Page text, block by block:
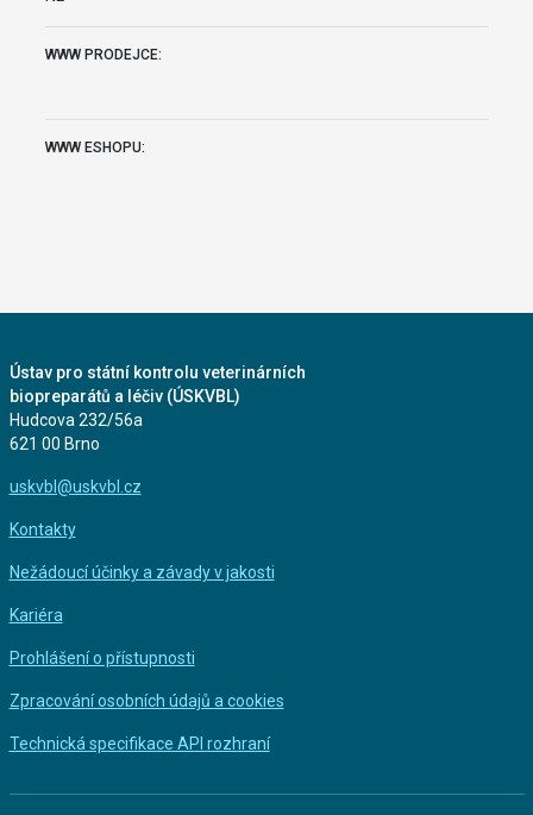
WWW PRODEJCE:
WWW ESHOPU:
Ústav pro státní kontrolu veterinárních
biopreparátů a léčiv (ÚSKVBL)
Hudcova 232/56a
621 00 Brno
uskvbl@uskvbl.cz
Kontakty
Nežádoucí účinky a závady v jakosti
Kariéra
Prohlášení o přístupnosti
Zpracování osobních údajů a cookies
Technická specifikace API rozhraní